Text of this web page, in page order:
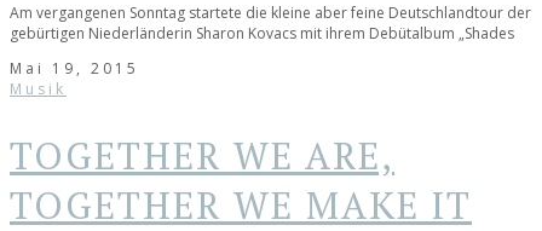
Am vergangenen Sonntag startete die kleine aber feine Deutschlandtour der
gebürtigen Niederländerin Sharon Kovacs mit ihrem Debütalbum „Shades
Mai 19, 2015
Musik
TOGETHER WE ARE,
TOGETHER WE MAKE IT